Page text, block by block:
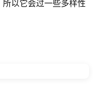
以它会过一些多样性